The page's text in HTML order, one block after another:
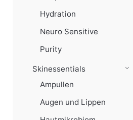
Hydration
Neuro Sensitive
Purity
Skinessentials
Ampullen
Augen und Lippen